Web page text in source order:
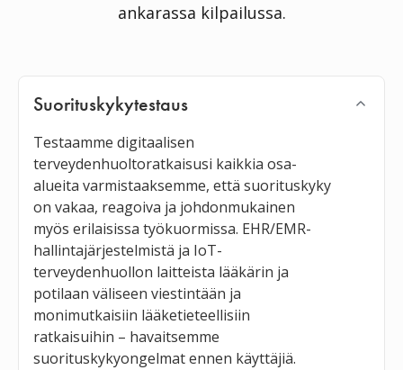
ankarassa kilpailussa.
Suorituskykytestaus
Testaamme digitaalisen
terveydenhuoltoratkaisusi kaikkia osa-
alueita varmistaaksemme, että suorituskyky
on vakaa, reagoiva ja johdonmukainen
myös erilaisissa työkuormissa. EHR/EMR-
hallintajärjestelmistä ja IoT-
terveydenhuollon laitteista lääkärin ja
potilaan väliseen viestintään ja
monimutkaisiin lääketieteellisiin
ratkaisuihin – havaitsemme
suorituskykyongelmat ennen käyttäjiä.